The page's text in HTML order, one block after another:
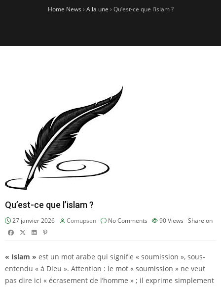
Home News › A la une › Qu’est-ce que l’islam ?
Qu’est-ce que l’islam ?
27 janvier 2026 Comupsen No Comments 90Views Share on
« Islam » est un mot arabe qui signifie « soumission », sous-
entendu « à Dieu ». Attention : le mot « soumission » ne veut
pas dire ici « écrasement de l’homme » ; il exprime simplement